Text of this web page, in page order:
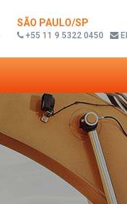
SÃO PAULO/SP
+55 11 9 5322 0450